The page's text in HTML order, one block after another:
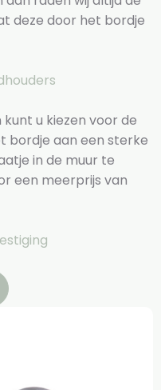
deze door het bordje
u kiezen voor de
bordje aan een sterke
in de muur te
een meerprijs van